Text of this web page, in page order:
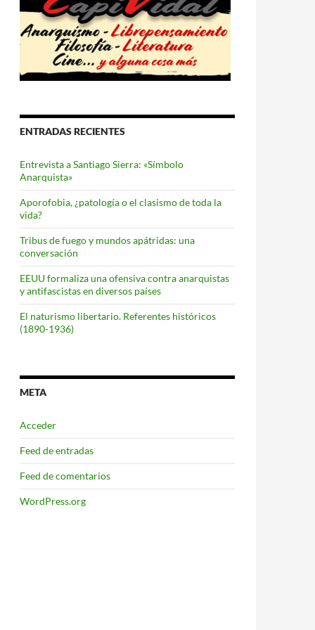
ENTRADAS RECIENTES
Entrevista a Santiago Sierra: «Símbolo
Anarquista»
Aporofobia, ¿patología o el clasismo de toda la
vida?
Tribus de fuego y mundos apátridas: una
conversación
EEUU formaliza una ofensiva contra anarquistas
y antifascistas en diversos países
El naturismo libertario. Referentes históricos
(1890-1936)
META
Acceder
Feed de entradas
Feed de comentarios
WordPress.org